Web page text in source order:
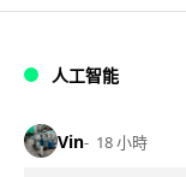
人工智能
Vin 18 小時